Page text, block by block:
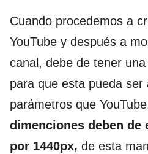
Cuando procedemos a
YouTube y después a
canal, debe de tener
para que esta pueda ser
parámetros que
dimenciones deben de
por 1440px, de esta